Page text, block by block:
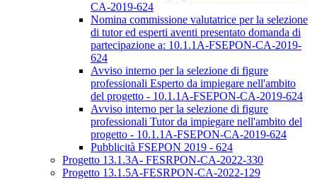
CA-2019-624
Nomina commissione valutatrice per la selezione
di tutor ed esperti aventi presentato domanda di
partecipazione a: 10.1.1A-FSEPON-CA-2019-
624
Avviso interno per la selezione di figure
professionali Esperto da impiegare nell'ambito
del progetto - 10.1.1A-FSEPON-CA-2019-624
Avviso interno per la selezione di figure
professionali Tutor da impiegare nell'ambito del
progetto - 10.1.1A-FSEPON-CA-2019-624
Pubblicità FSEPON 2019 - 624
Progetto 13.1.3A- FESRPON-CA-2022-330
Progetto 13.1.5A-FESRPON-CA-2022-129